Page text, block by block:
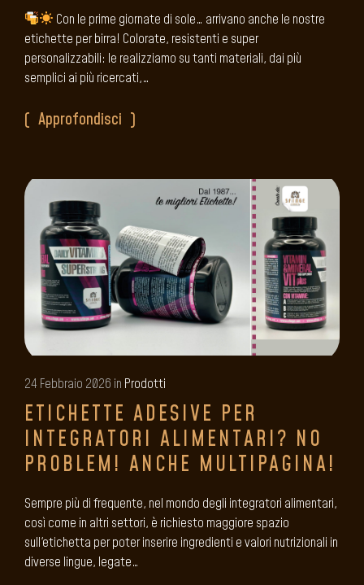
Con le prime giornate di sole… arrivano anche le nostre
etichette per birra! Colorate, resistenti e super
personalizzabili: le realizziamo su tanti materiali, dai più
semplici ai più ricercati,…
Approfondisci
24 Febbraio 2026 in Prodotti
ETICHETTE ADESIVE PER
INTEGRATORI ALIMENTARI? NO
PROBLEM! ANCHE MULTIPAGINA!
Sempre più di frequente, nel mondo degli integratori alimentari,
così come in altri settori, è richiesto maggiore spazio
sull'etichetta per poter inserire ingredienti e valori nutrizionali in
diverse lingue, legate…